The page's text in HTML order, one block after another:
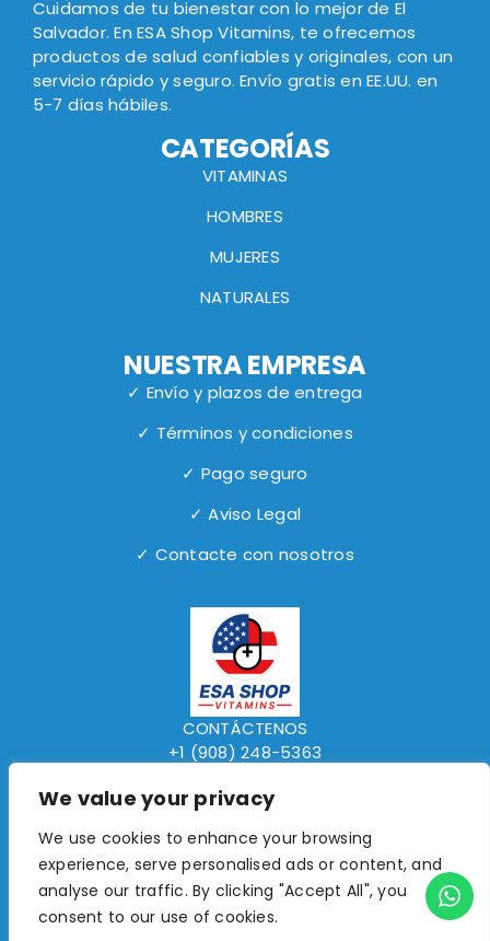
We value your privacy
We use cookies to enhance your browsing
experience, serve personalised ads or content, and
analyse our traffic. By clicking "Accept All", you
consent to our use of cookies.
Cuidamos de tu bienestar con lo mejor de El
Salvador. En ESA Shop Vitamins, te ofrecemos
productos de salud confiables y originales, con un
servicio rápido y seguro. Envío gratis en EE.UU. en
5-7 días hábiles.
CATEGORÍAS
VITAMINAS
HOMBRES
MUJERES
NATURALES
NUESTRA EMPRESA
✓ Envío y plazos de entrega
✓ Términos y condiciones
✓ Pago seguro
✓ Aviso Legal
✓ Contacte con nosotros
CONTÁCTENOS
+1 (908) 248-5363
©2018- 2026 ESA Shop Vitamins. All Rights
Reserved.